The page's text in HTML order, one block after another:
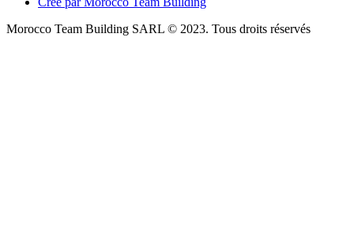
Morocco Team Building SARL © 2023. Tous droits réservés